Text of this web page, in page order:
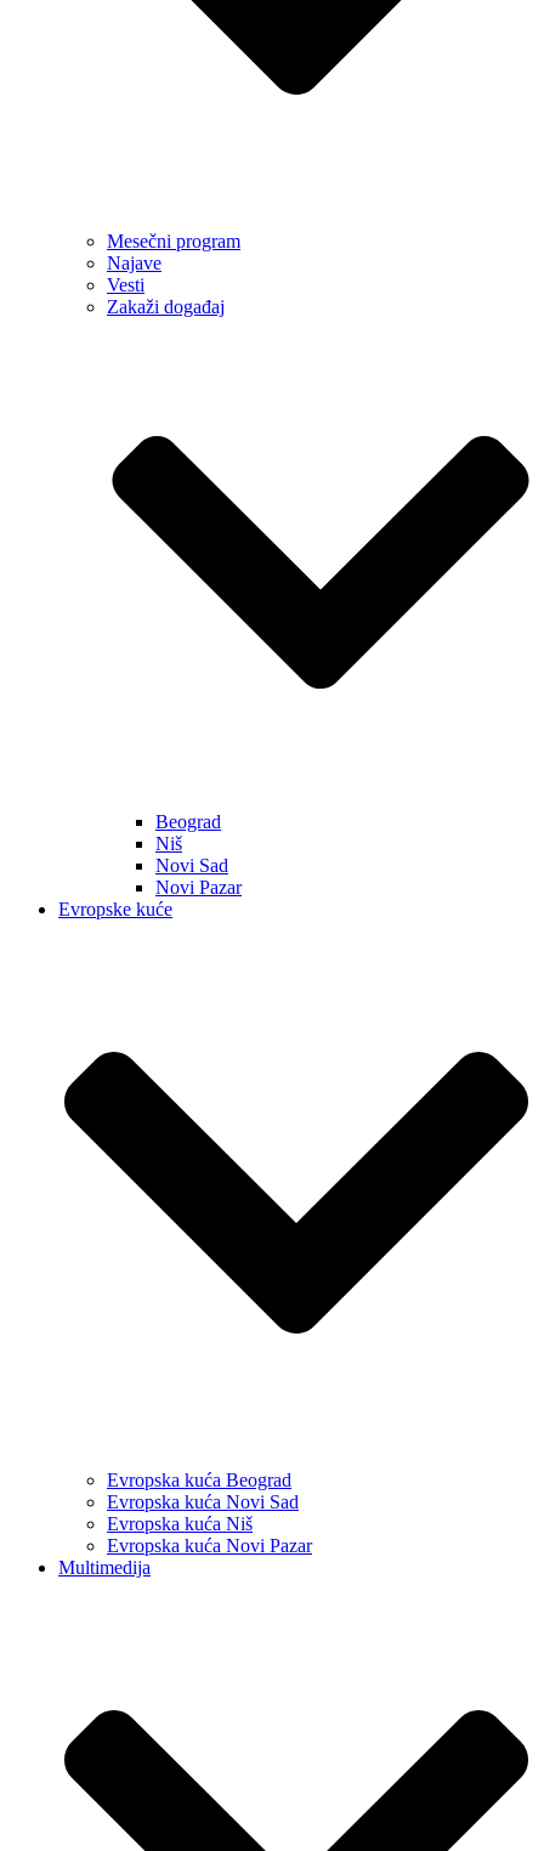
Mesečni program
Najave
Vesti
Zakaži događaj
Beograd
Niš
Novi Sad
Novi Pazar
Evropske kuće
Evropska kuća Beograd
Evropska kuća Novi Sad
Evropska kuća Niš
Evropska kuća Novi Pazar
Multimedija